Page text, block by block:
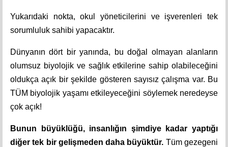
Yukarıdaki nokta, okul yöneticilerini ve işverenleri tek
sorumluluk sahibi yapacaktır.
Dünyanın dört bir yanında, bu doğal olmayan alanların
olumsuz biyolojik ve sağlık etkilerine sahip olabileceğini
oldukça açık bir şekilde gösteren sayısız çalışma var. Bu
TÜM biyolojik yaşamı etkileyeceğini söylemek neredeyse
çok açık!
Bunun büyüklüğü, insanlığın şimdiye kadar yaptığı
diğer tek bir gelişmeden daha büyüktür. Tüm gezegeni